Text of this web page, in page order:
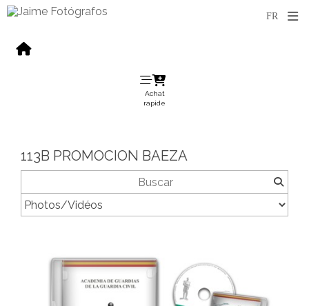
Achat
rapide
113B PROMOCION BAEZA